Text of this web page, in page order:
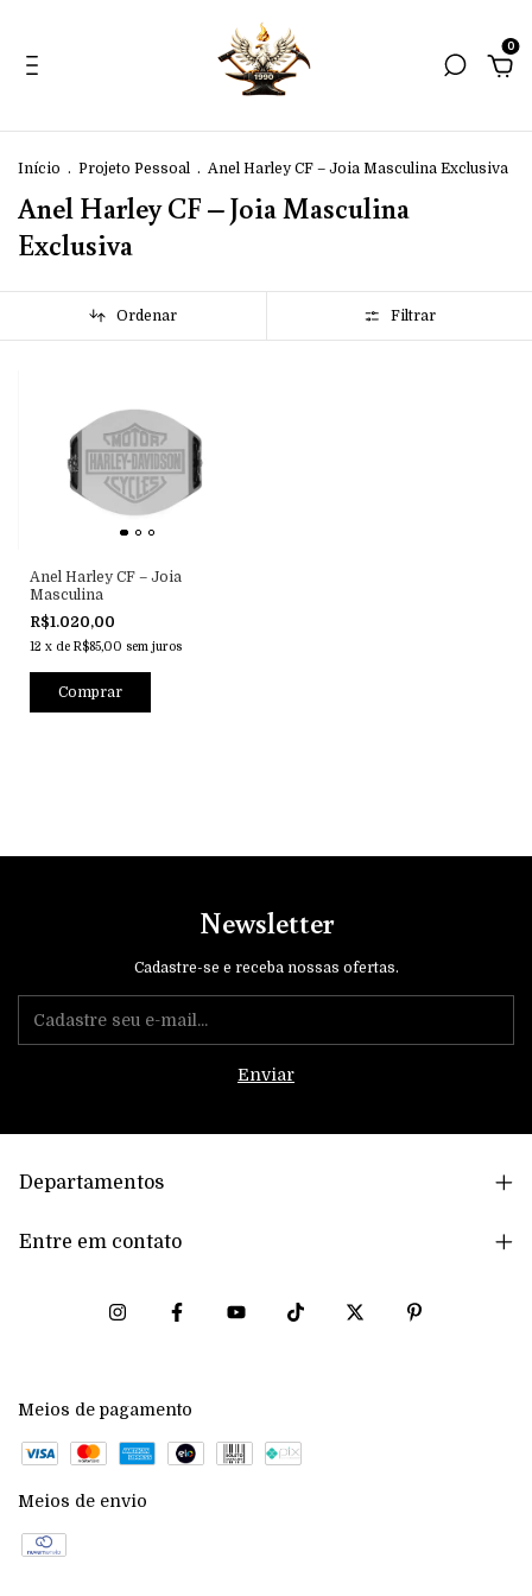
0
Início . Projeto Pessoal . Anel Harley CF – Joia Masculina Exclusiva
Anel Harley CF – Joia Masculina
Exclusiva
Ordenar Filtrar
Anel Harley CF – Joia
Masculina
R$1.020,00
12 x de R$85,00 sem juros
Comprar
Newsletter
Cadastre-se e receba nossas ofertas.
Departamentos
Entre em contato
Meios de pagamento
Meios de envio